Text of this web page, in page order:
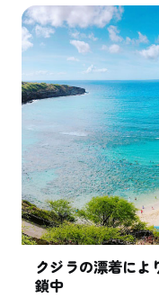
クジラの漂着によ
鎖中